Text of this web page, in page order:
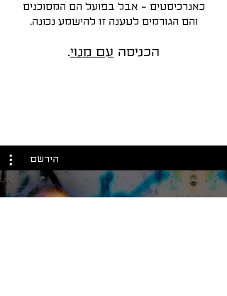
כאנרכיסטים - אבל בפועל הם המסוכנים
והם הגורמים לטענה זו להישמע נכונה.
הכניסה עם מנוי.
הירשם